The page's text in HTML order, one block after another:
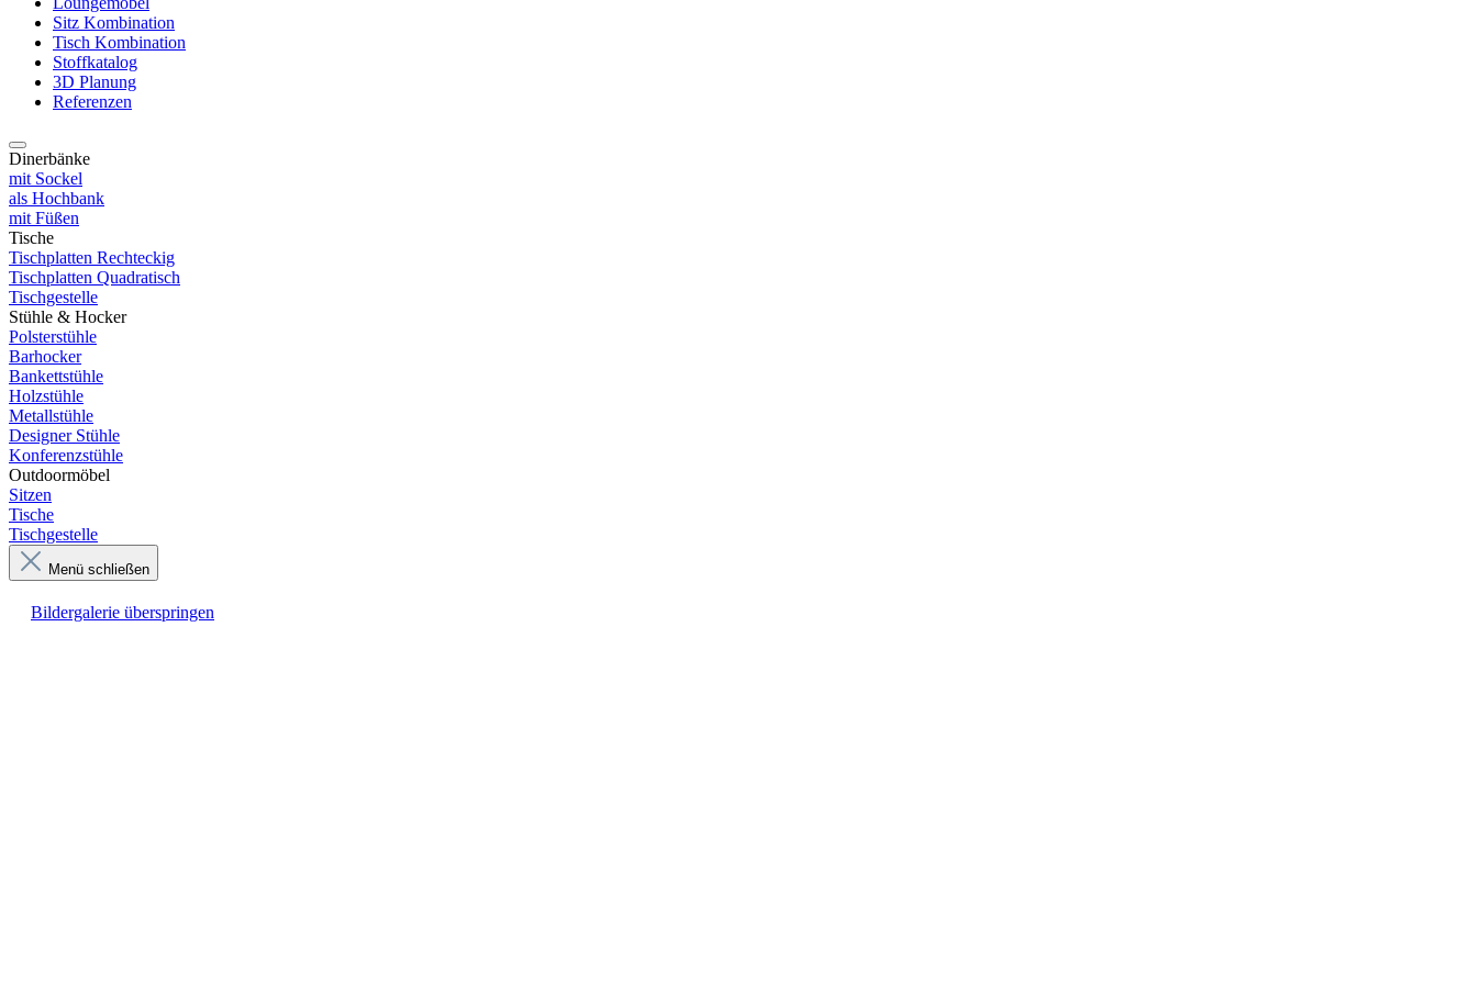
Sitz Kombination
Tisch Kombination
Stoffkatalog
3D Planung
Referenzen
Dinerbänke
mit Sockel
als Hochbank
mit Füßen
Tische
Tischplatten Rechteckig
Tischplatten Quadratisch
Tischgestelle
Stühle & Hocker
Polsterstühle
Barhocker
Bankettstühle
Holzstühle
Metallstühle
Designer Stühle
Konferenzstühle
Outdoormöbel
Sitzen
Tische
Tischgestelle
Menü schließen
Bildergalerie überspringen